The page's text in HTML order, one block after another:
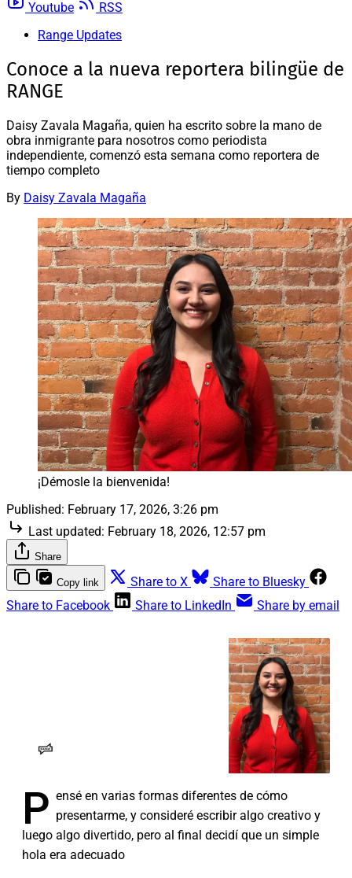
Youtube
RSS
Range Updates
Conoce a la nueva reportera bilingüe de
RANGE
Daisy Zavala Magaña, quien ha escrito sobre la mano de
obra inmigrante para nosotros como periodista
independiente, comenzó esta semana como reportera de
tiempo completo
By Daisy Zavala Magaña
¡Démosle la bienvenida!
Published: February 17, 2026, 3:26 pm
Last updated: February 18, 2026, 12:57 pm
Share
Copy link Share to X
Share to Bluesky
Share to Facebook
Share to LinkedIn Share by email
newest full-time member of our
P ensé en varias formas diferentes de cómo
presentarme, y consideré escribir algo creativo y
luego algo divertido, pero al final decidí que un simple
hola era adecuado